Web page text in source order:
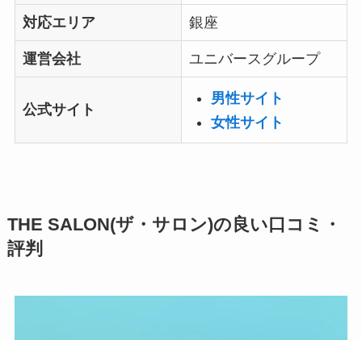
対応エリア 銀座
運営会社 ユニバースグループ
公式サイト
男性サイト
女性サイト
THE SALON(ザ・サロン)の良い口コミ・
評判